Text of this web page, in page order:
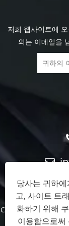
저희 웹사이트에
의는 이메일을
Copyright © 2023
트, 실리콘 카바
당사는 귀하
고, 사이트 트
화하기 위해
이용함으로써